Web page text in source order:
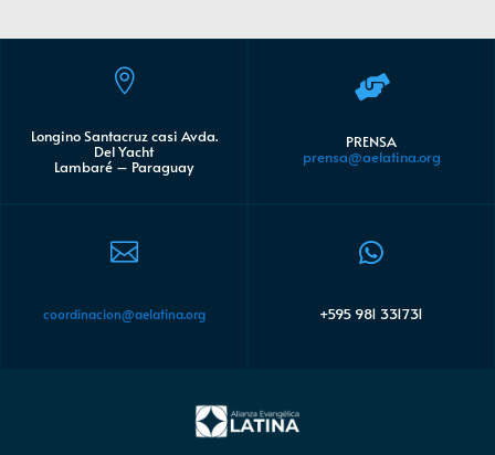

Longino Santacruz casi Avda.
Del Yacht
Lambaré – Paraguay

coordinacion@aelatina.org

PRENSA
prensa@aelatina.org

+595 981 331731